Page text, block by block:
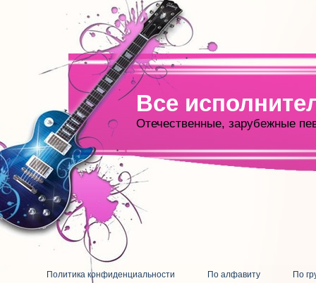
Все
Отечественные, зарубежные
Политика конфиденциальности По алфавиту
По